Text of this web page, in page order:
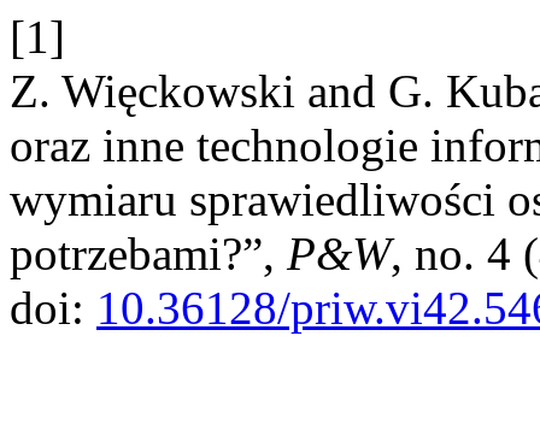
[1]
Z. Więckowski and G.
oraz inne technologie
wymiaru sprawiedliwości
potrzebami?”, P&W, no. 4
doi: 10.36128/